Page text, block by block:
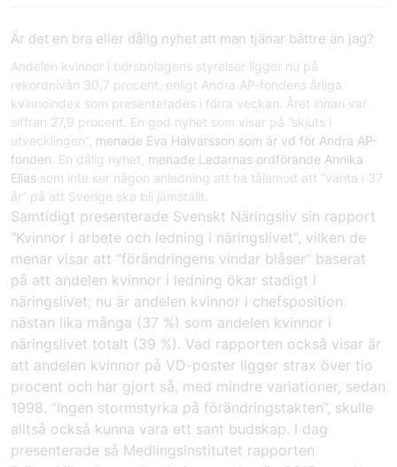
Är det en bra eller dålig nyhet att man tjänar bättre än jag?
Andelen kvinnor i börsbolagens styrelser ligger nu på
rekordnivån 30,7 procent, enligt Andra AP-fondens årliga
kvinnoindex som presenterades i förra veckan. Året innan var
siffran 27,9 procent. En god nyhet som visar på ”skjuts i
utvecklingen”, menade Eva Halvarsson som är vd för Andra AP-
fonden . En dålig nyhet, menade Ledarnas ordförande Annika
Elias som inte ser någon anledning att ha tålamod att ”vänta i 37
år” på att Sverige ska bli jämställt.
Samtidigt presenterade Svenskt Näringsliv sin rapport
"Kvinnor i arbete och ledning i näringslivet", vilken de
menar visar att ”förändringens vindar blåser” baserat
på att andelen kvinnor i ledning ökar stadigt i
näringslivet; nu är andelen kvinnor i chefsposition
nästan lika många (37 %) som andelen kvinnor i
näringslivet totalt (39 %). Vad rapporten också visar är
att andelen kvinnor på VD-poster ligger strax över tio
procent och har gjort så, med mindre variationer, sedan
1998. ”Ingen stormstyrka på förändringstakten”, skulle
alltså också kunna vara ett sant budskap. I dag
presenterade så Medlingsinstitutet rapporten